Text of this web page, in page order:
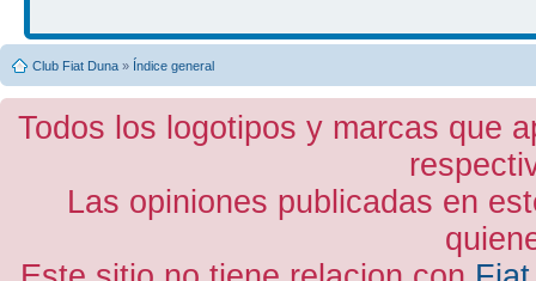
Club Fiat Duna » Índice general
Todos los logotipos y marcas que
Las opiniones publicadas en